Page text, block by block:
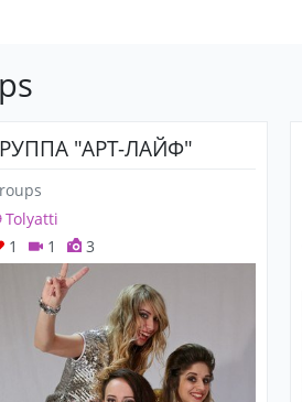
"АРТ-ЛАЙФ"
Tolyatti
1
1 3